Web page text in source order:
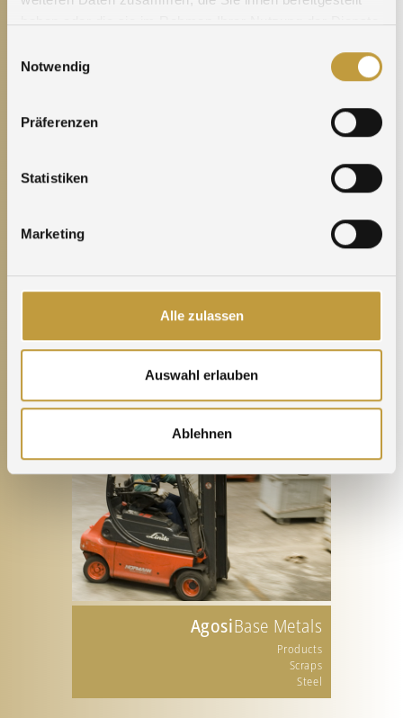
Notwendig
Präferenzen
Statistiken
Marketing
Alle zulassen
Auswahl erlauben
Ablehnen
Transfer
AgosiBase Metals
Products
Scraps
Steel